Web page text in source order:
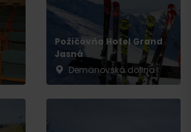
Požičovňa Hotel Grand
Jasná
Demänovská dolina